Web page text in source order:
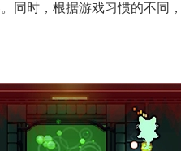
同时，根据游戏习惯的不同